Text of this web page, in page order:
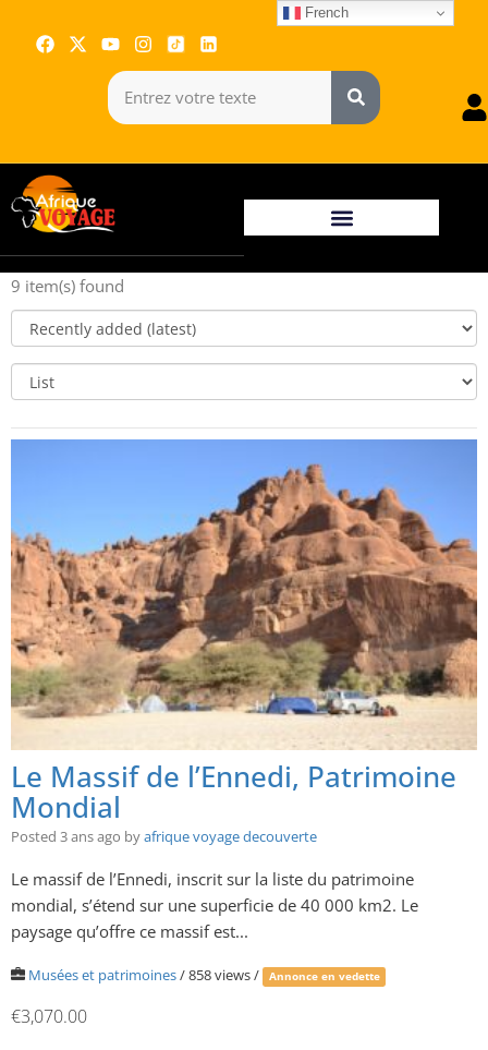
9 item(s) found
Le Massif de l’Ennedi, Patrimoine
Mondial
Posted 3 ans ago byafrique voyage decouverte
Le massif de l’Ennedi, inscrit sur la liste du patrimoine
mondial, s’étend sur une superficie de 40 000 km2. Le
paysage qu’offre ce massif est...
Musées et patrimoines/ 858 views / Annonce en vedette
€3,070.00
French